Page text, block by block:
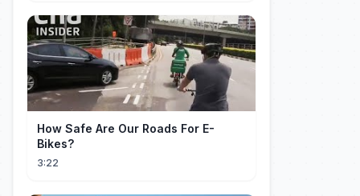
How Safe Are Our Roads For E-
Bikes?
3:22